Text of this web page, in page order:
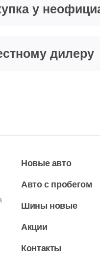
у
дилеру
Новые авто
Авто с пробегом
Шины новые
Акции
Контакты